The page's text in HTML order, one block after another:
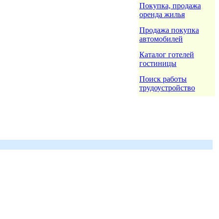
Покупка, продажа
оренда жилья
Продажа покупка
автомобилей
Каталог готелей
гостиницы
Поиск работы
трудоустройство